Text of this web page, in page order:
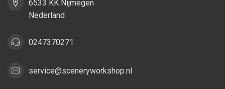
6533 KK Nijmegen
Nederland
0247370271
service@sceneryworkshop.nl